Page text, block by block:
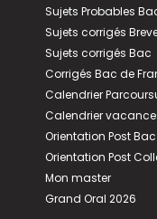
Sujets Probables
Sujets corrigés
Sujets corrigés Bac
Corrigés Bac de
Calendrier
Calendrier
Orientation Post Bac
Orientation Post
Mon master
Grand Oral 2026